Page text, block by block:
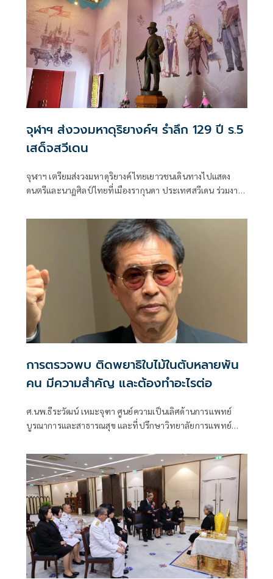
จุฬาฯ ส่งวงมหาดุริยางค์ฯ รำลึก 129 ปี ร.5
เสด็จสวีเดน
จุฬาฯ เตรียมส่งวงมหาดุริยางค์ไทยเยาวชนเดินทางไปแสดง
ดนตรีและนาฏศิลป์ไทยที่เมืองรากุนดา ประเทศสวีเดน ร่วมงาน
การตรวจพบ ติดพยาธิใบไม้ในตับหลายพัน
คน มีความสำคัญ และต้องทำอะไรต่อ
ศ.นพ.ธีระวัฒน์ เหมะจุฑา ศูนย์ความเป็นเลิศด้านการแพทย์
บูรณาการและสาธารณสุข และที่ปรึกษาวิทยาลัยการแพทย์